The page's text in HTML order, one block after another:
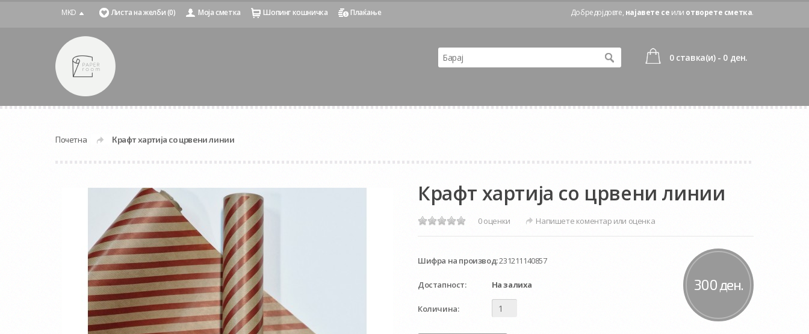
MKD Добредојдовте, најавете се или отворете сметка.
Листа на желби (0) Моја сметка Шопинг кошничка Плаќање
0 ставка(и) - 0 ден.
Почетна » Крафт хартија со црвени линии
Крафт хартија со црвени линии
0 оценки Напишете коментар или оценка
300 ден.
Шифра на производ:231211140857
Достапност: На залиха
Количина: